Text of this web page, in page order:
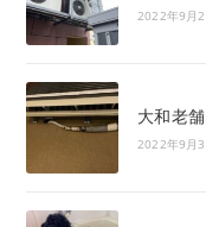
2022年9月
大和老
2022年9月3